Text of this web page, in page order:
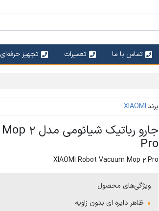
تماس با ما تعمیرات تجهیز حرفه‌ای
برند:XIAOMI
جارو رباتیک شیائومی مدل Mop 2
Pro
XIAOMI Robot Vacuum Mop 2 Pro
ویژگی‌های محصول
ظاهر دایره‌ ای بدون زاویه